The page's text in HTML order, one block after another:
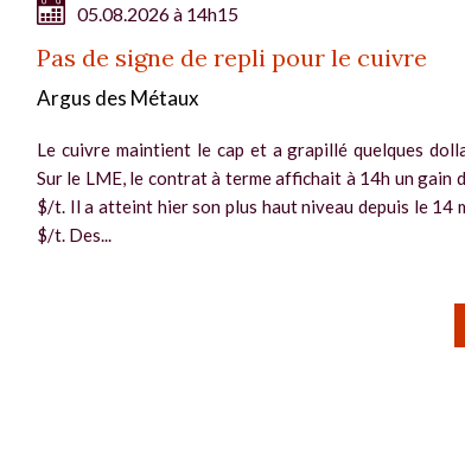
05.08.2026 à 14h15
Pas de signe de repli pour le cuivre
Argus des Métaux
Le cuivre maintient le cap et a grapillé quelques
Sur le LME, le contrat à terme affichait à 14h un gain
$/t. Il a atteint hier son plus haut niveau depuis le 14
$/t. Des...